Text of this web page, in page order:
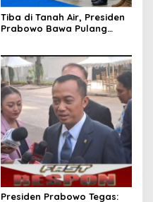
Tiba di Tanah Air, Presiden
Prabowo Bawa Pulang
Presiden Prabowo Tegas: